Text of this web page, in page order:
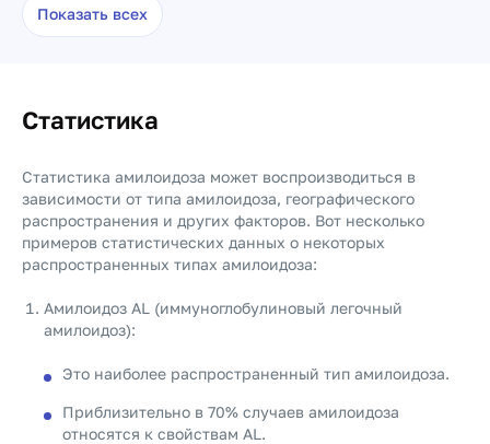
Показать всех
Статистика
Статистика амилоидоза может воспроизводиться в
зависимости от типа амилоидоза, географического
распространения и других факторов. Вот несколько
примеров статистических данных о некоторых
распространенных типах амилоидоза:
Амилоидоз AL (иммуноглобулиновый легочный
амилоидоз):
Это наиболее распространенный тип амилоидоза.
Приблизительно в 70% случаев амилоидоза
относятся к свойствам AL.